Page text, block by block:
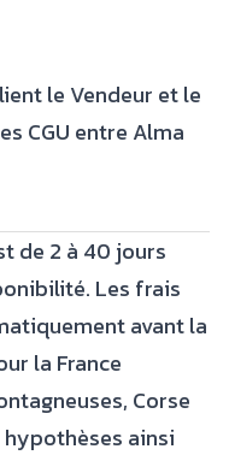
le Vendeur et le
CGU entre Alma
de 2 à 40 jours
Les frais
avant la
la France
Corse
hypothèses ainsi